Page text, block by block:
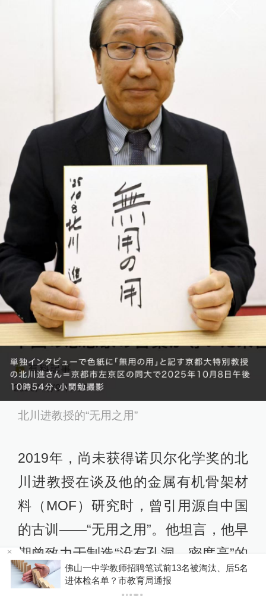
北川进教授的“无用之用”
2019年，尚未获得诺贝尔化学奖的北
川进教授在谈及他的金属有机骨架材
料（MOF）研究时，曾引用源自中国
的古训——“无用之用”。他坦言，他早
期曾致力于制造“没有孔洞、密度高”的
稳定材料，但真正令他兴奋，并最终
带来突破的，恰恰是“有孔洞”的设计。
全民健身｜一堂免费的太极课，如何改变一座城